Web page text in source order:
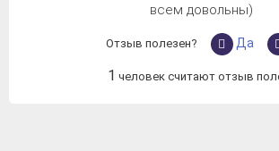
всем довольны)
Отзыв полезен? Да
1 человек считают отзыв